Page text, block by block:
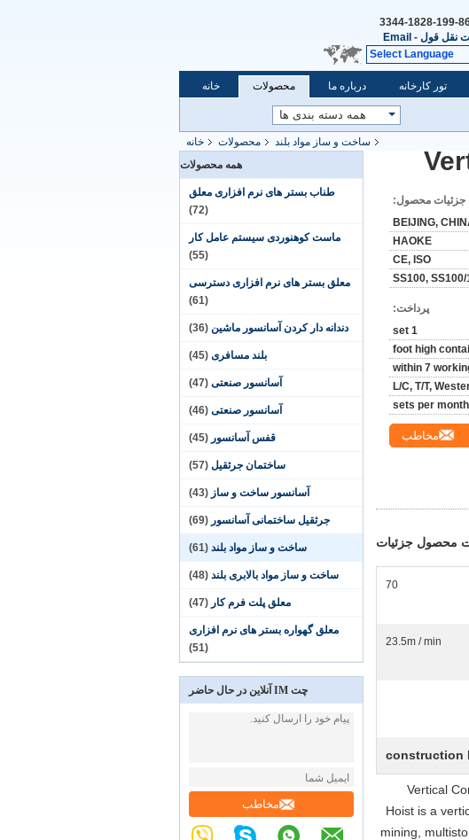
86-199-
نقل قول -
Email
Select Language
خانه محصولات درباره ما تور کارخانه
خانه محصولات ساخت و ساز مواد بلند
همه محصولات
طناب بستر های نرم افزاری معلق
(72)
ماست کوهنوردی سیستم عامل کار
(55)
معلق بستر های نرم افزاری دسترسی
(61)
دندانه دار کردن آسانسور ماشین (36)
بلند مسافری (45)
آسانسور صنعتی (47)
آسانسور صنعتی (46)
قفس آسانسور (45)
ساختمان جرثقیل (57)
آسانسور ساخت و ساز (43)
جرثقیل ساختمانی آسانسور (69)
ساخت و ساز مواد بلند (61)
ساخت و ساز مواد بالابری بلند (48)
معلق پلت فرم کار (47)
معلق گهواره بستر های نرم افزاری
(51)
چت IM آنلاین در حال حاضر
مخاطب
جزئیات محصول:
BEIJING,
HAOKE
CE, ISO
SS100, SS100/
پرداخت:
1 set
within 7
L/C, T/T,
مخاطب
محصول جزئیات
70
23.5m / min
construction
Vertical
Hoist is a
mining,